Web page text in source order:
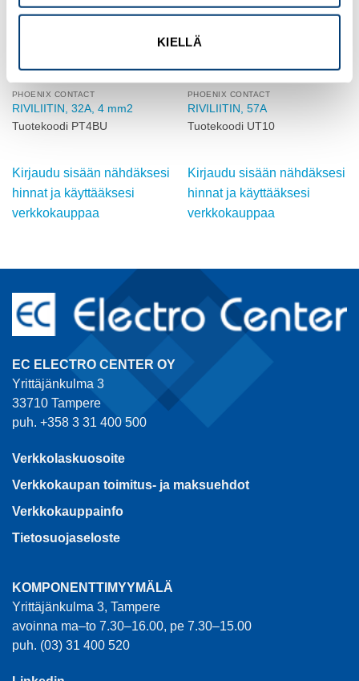
KIELLÄ
PHOENIX CONTACT
RIVILIITIN, 32A, 4 mm2
Tuotekoodi PT4BU
Kirjaudu sisään nähdäksesi
hinnat ja käyttääksesi
verkkokauppaa
PHOENIX CONTACT
RIVILIITIN, 57A
Tuotekoodi UT10
Kirjaudu sisään nähdäksesi
hinnat ja käyttääksesi
verkkokauppaa
EC ELECTRO CENTER OY
Yrittäjänkulma 3
33710 Tampere
puh. +358 3 31 400 500
Verkkolaskuosoite
Verkkokaupan toimitus- ja maksuehdot
Verkkokauppainfo
Tietosuojaseloste
KOMPONENTTIMYYMÄLÄ
Yrittäjänkulma 3, Tampere
avoinna ma–to 7.30–16.00, pe 7.30–15.00
puh. (03) 31 400 520